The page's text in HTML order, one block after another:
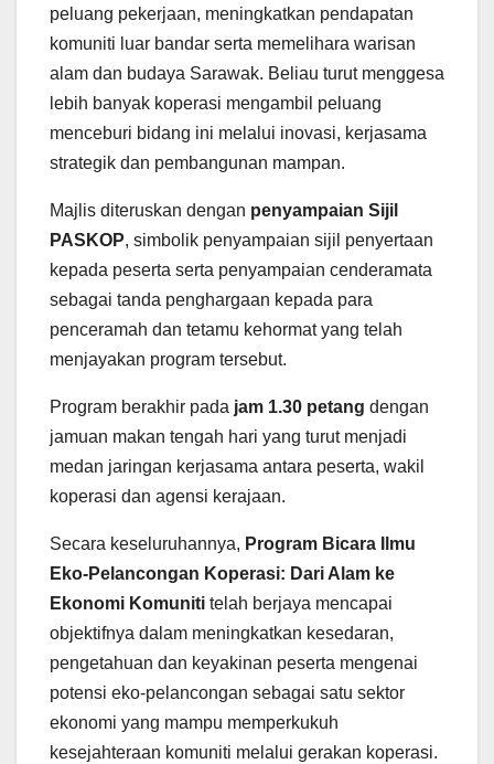
peluang pekerjaan, meningkatkan pendapatan
komuniti luar bandar serta memelihara warisan
alam dan budaya Sarawak. Beliau turut menggesa
lebih banyak koperasi mengambil peluang
menceburi bidang ini melalui inovasi, kerjasama
strategik dan pembangunan mampan.
Majlis diteruskan dengan penyampaian Sijil
PASKOP, simbolik penyampaian sijil penyertaan
kepada peserta serta penyampaian cenderamata
sebagai tanda penghargaan kepada para
penceramah dan tetamu kehormat yang telah
menjayakan program tersebut.
Program berakhir pada jam 1.30 petang dengan
jamuan makan tengah hari yang turut menjadi
medan jaringan kerjasama antara peserta, wakil
koperasi dan agensi kerajaan.
Secara keseluruhannya, Program Bicara Ilmu
Eko-Pelancongan Koperasi: Dari Alam ke
Ekonomi Komuniti telah berjaya mencapai
objektifnya dalam meningkatkan kesedaran,
pengetahuan dan keyakinan peserta mengenai
potensi eko-pelancongan sebagai satu sektor
ekonomi yang mampu memperkukuh
kesejahteraan komuniti melalui gerakan koperasi.